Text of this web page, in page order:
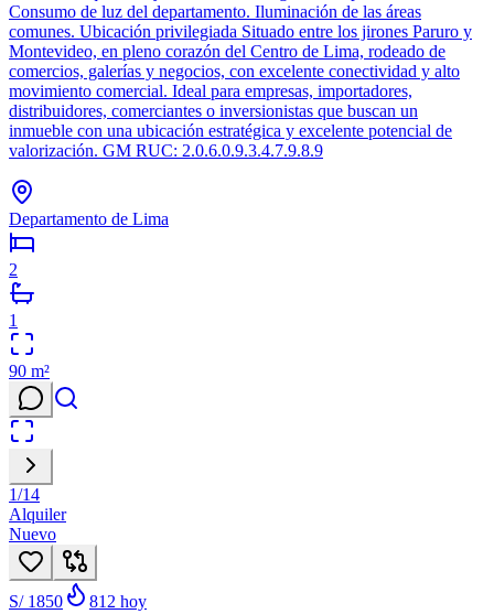
Consumo de luz del departamento. Iluminación de las áreas
comunes. Ubicación privilegiada Situado entre los jirones Paruro y
Montevideo, en pleno corazón del Centro de Lima, rodeado de
comercios, galerías y negocios, con excelente conectividad y alto
movimiento comercial. Ideal para empresas, importadores,
distribuidores, comerciantes o inversionistas que buscan un
inmueble con una ubicación estratégica y excelente potencial de
valorización. GM RUC: 2.0.6.0.9.3.4.7.9.8.9
Departamento de Lima
2
1
90 m²
1/14
Alquiler
Nuevo
S/ 1850 812 hoy